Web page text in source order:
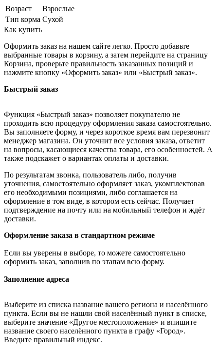
Возраст
Взрослые
Тип корма Сухой
Как купить
Оформить заказ на нашем сайте легко. Просто добавьте
выбранные товары в корзину, а затем перейдите на страницу
Корзина, проверьте правильность заказанных позиций и
нажмите кнопку «Оформить заказ» или «Быстрый заказ».
Быстрый заказ
Функция «Быстрый заказ» позволяет покупателю не
проходить всю процедуру оформления заказа самостоятельно.
Вы заполняете форму, и через короткое время вам перезвонит
менеджер магазина. Он уточнит все условия заказа, ответит
на вопросы, касающиеся качества товара, его особенностей. А
также подскажет о вариантах оплаты и доставки.
По результатам звонка, пользователь либо, получив
уточнения, самостоятельно оформляет заказ, укомплектовав
его необходимыми позициями, либо соглашается на
оформление в том виде, в котором есть сейчас. Получает
подтверждение на почту или на мобильный телефон и ждёт
доставки.
Оформление заказа в стандартном режиме
Если вы уверены в выборе, то можете самостоятельно
оформить заказ, заполнив по этапам всю форму.
Заполнение адреса
Выберите из списка название вашего региона и населённого
пункта. Если вы не нашли свой населённый пункт в списке,
выберите значение «Другое местоположение» и впишите
название своего населённого пункта в графу «Город».
Введите правильный индекс.